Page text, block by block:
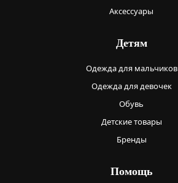
Аксессуары
Детям
Одежда для мальчиков
Одежда для девочек
Обувь
Детские товары
Бренды
Помощь